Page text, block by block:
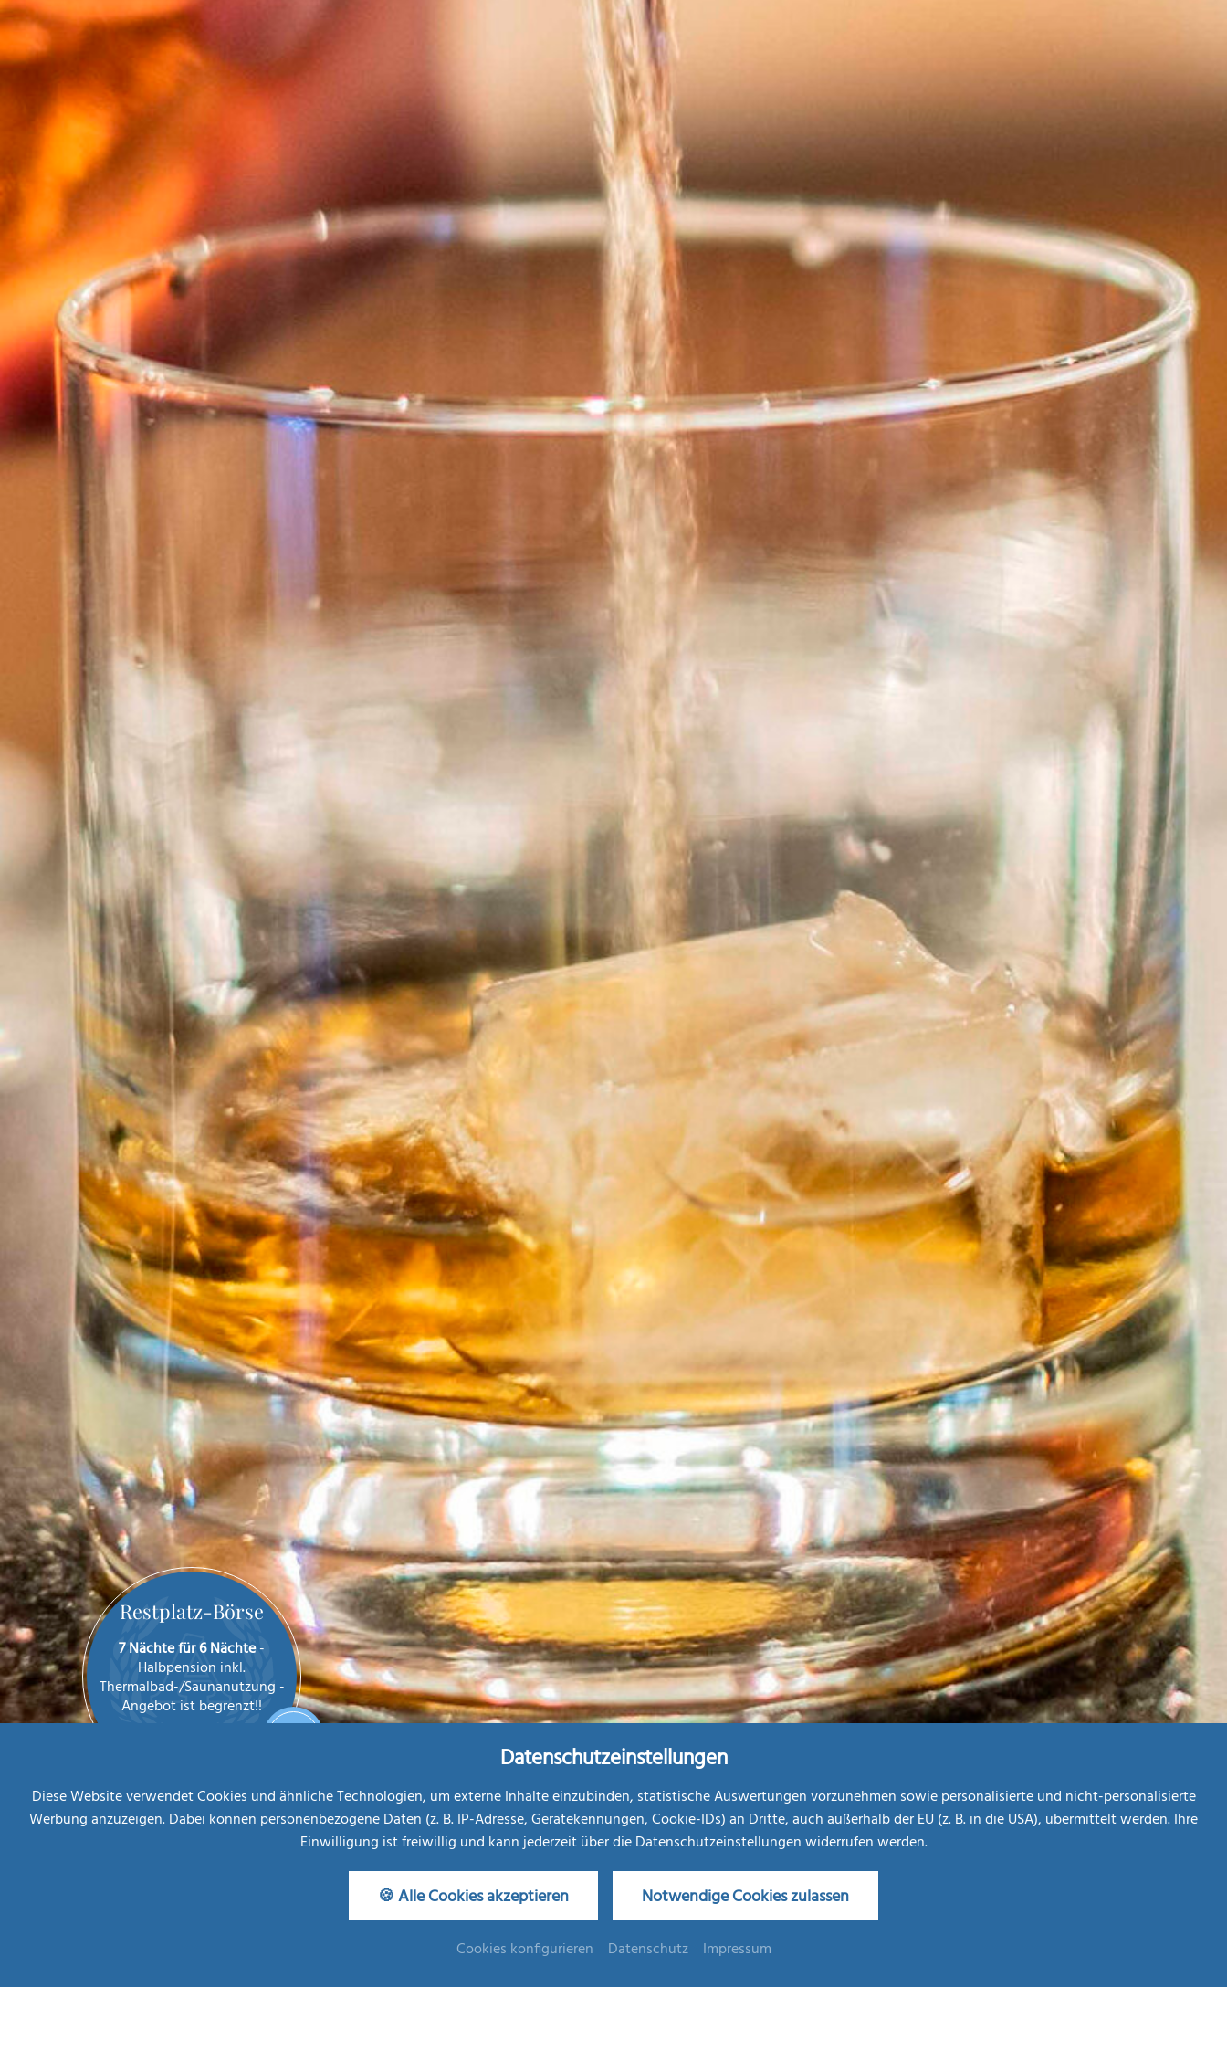
Datenschutzeinstellungen
Diese Website verwendet Cookies und ähnliche Technologien, um externe Inhalte einzubinden, statistische Auswertungen vorzunehmen sowie personalisierte und nicht-personalisierte
Werbung anzuzeigen. Dabei können personenbezogene Daten (z. B. IP-Adresse, Gerätekennungen, Cookie-IDs) an Dritte, auch außerhalb der EU (z. B. in die USA), übermittelt werden. Ihre
Einwilligung ist freiwillig und kann jederzeit über die Datenschutzeinstellungen widerrufen werden.
🍪 Alle Cookies akzeptieren Notwendige Cookies zulassen
Cookies konfigurieren Datenschutz Impressum
Restplatz-Börse
7 Nächte für 6 Nächte-
Halbpension inkl.
Thermalbad-/Saunanutzung -
Angebot ist begrenzt!!
AB
Jubiläumstage